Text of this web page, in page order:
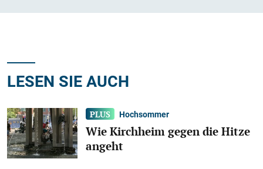
LESEN SIE AUCH
Hochsommer
Wie Kirchheim gegen die Hitze
angeht